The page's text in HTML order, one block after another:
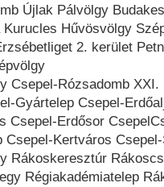
Újlak Pálvölgy
Kurucles Hűvösvölgy
2. kerület
Csepel-Rózsadomb
Gyártelep Csepel-
Csepel-Erdősor
Csepel-Kertváros
Rákoskeresztúr
Régiakadémiatelep